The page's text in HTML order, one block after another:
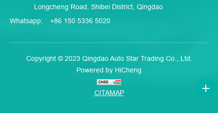
Longcheng Road, Shibei District, Qingdao
Whatsapp:
+86 150 5336 5020
Copyright © 2023 Qingdao Auto Star Trading Co., Ltd.
Powered by HiCheng
CITAMAP